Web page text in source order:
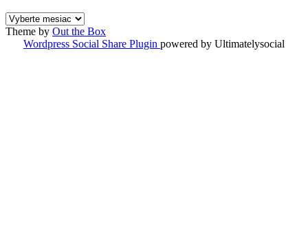
ARCHÍV
ČLÁNKOV
Theme by Out the Box
Wordpress Social Share Plugin powered by Ultimatelysocial